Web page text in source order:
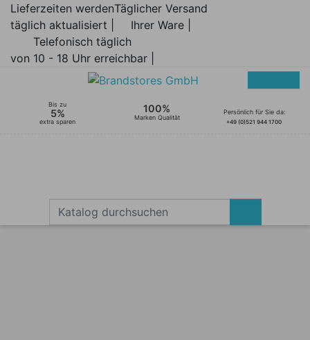
Lieferzeiten werden
täglich aktualisiert |
Täglicher Versand
Ihrer Ware |
Telefonisch täglich
von 10 - 18 Uhr erreichbar |
Bis zu
5%
extra sparen
100%
Marken Qualität
Persönlich für Sie da:
+49 (0)521 944 1700